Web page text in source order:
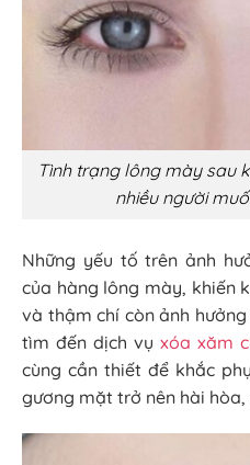
Tình trạng lông mày sau
nhiều người
Những yếu tố trên ảnh
của hàng lông mày, khiến
và thậm chí còn ảnh
tìm đến dịch vụ xóa xăm
cùng cần thiết để khắc
gương mặt trở nên hài hòa,